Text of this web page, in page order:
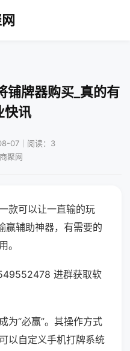
铺牌器购买_真的有
快讯
07｜阅读：3
聚网
款可以让一直输的玩
赢辅助神器，有需要的
。
进群获取软
为“必赢”。其操作方式
以自定义手机打牌系统